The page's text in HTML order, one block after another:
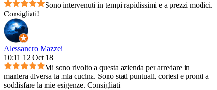
Sono intervenuti in tempi rapidissimi e a prezzi modici.
Consigliati!
Alessandro Mazzei
10:11 12 Oct 18
Mi sono rivolto a questa azienda per arredare in
maniera diversa la mia cucina. Sono stati puntuali, cortesi e pronti a
soddisfare la mie esigenze. Consigliati